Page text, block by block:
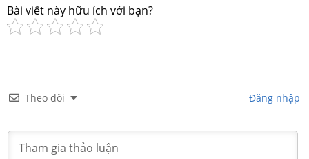
Bài viết này hữu ích với bạn?
Theo dõi Đăng nhập